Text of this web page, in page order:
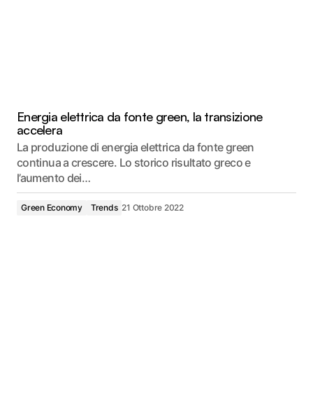
Energia elettrica da fonte green, la transizione
accelera
La produzione di energia elettrica da fonte green
continua a crescere. Lo storico risultato greco e
l’aumento dei…
Green Economy Trends 21 Ottobre 2022